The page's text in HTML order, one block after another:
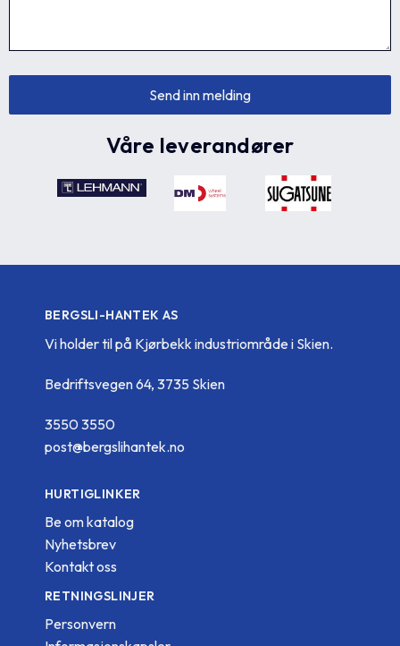
Våre leverandører
BERGSLI-HANTEK AS
Vi holder til på Kjørbekk industriområde i Skien.
Bedriftsvegen 64, 3735 Skien
3550 3550
post@bergslihantek.no
HURTIGLINKER
Be om katalog
Nyhetsbrev
Kontakt oss
RETNINGSLINJER
Personvern